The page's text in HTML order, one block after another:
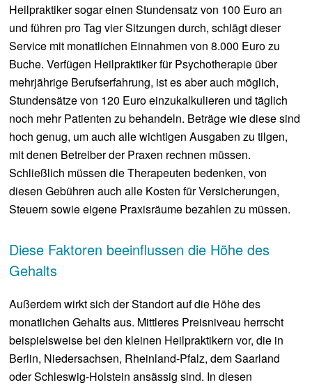
Heilpraktiker sogar einen Stundensatz von 100 Euro an
und führen pro Tag vier Sitzungen durch, schlägt dieser
Service mit monatlichen Einnahmen von 8.000 Euro zu
Buche. Verfügen Heilpraktiker für Psychotherapie über
mehrjährige Berufserfahrung, ist es aber auch möglich,
Stundensätze von 120 Euro einzukalkulieren und täglich
noch mehr Patienten zu behandeln. Beträge wie diese sind
hoch genug, um auch alle wichtigen Ausgaben zu tilgen,
mit denen Betreiber der Praxen rechnen müssen.
Schließlich müssen die Therapeuten bedenken, von
diesen Gebühren auch alle Kosten für Versicherungen,
Steuern sowie eigene Praxisräume bezahlen zu müssen.
Diese Faktoren beeinflussen die Höhe des
Gehalts
Außerdem wirkt sich der Standort auf die Höhe des
monatlichen Gehalts aus. Mittleres Preisniveau herrscht
beispielsweise bei den kleinen Heilpraktikern vor, die in
Berlin, Niedersachsen, Rheinland-Pfalz, dem Saarland
oder Schleswig-Holstein ansässig sind. In diesen